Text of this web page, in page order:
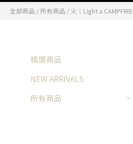
全部商品 / 所有商品 / 火｜Light a CAMPFIRE
精選商品
NEW ARRIVALS
所有商品